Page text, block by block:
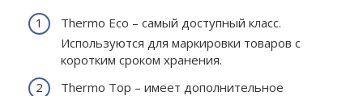
Thermо Eco – самый доступный класс.
Используются для маркировки товаров с
коротким сроком хранения.
Thermо Top – имеет дополнительное